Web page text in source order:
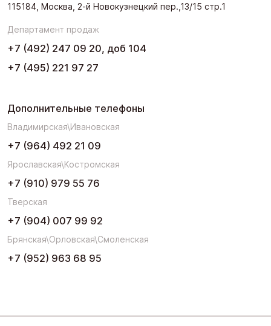
115184, Москва, 2-й Новокузнецкий пер.,13/15 стр.1
Департамент продаж
+7 (492) 247 09 20, доб 104
+7 (495) 221 97 27
Дополнительные телефоны
Владимирская\Ивановская
+7 (964) 492 21 09
Ярославская\Костромская
+7 (910) 979 55 76
Тверская
+7 (904) 007 99 92
Брянская\Орловская\Смоленская
+7 (952) 963 68 95